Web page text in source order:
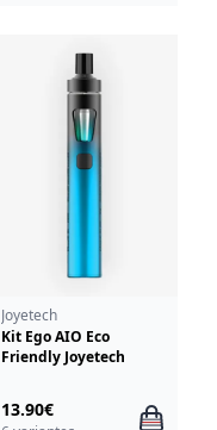
Joyetech
Kit Ego AIO Eco
Friendly Joyetech
13.90€